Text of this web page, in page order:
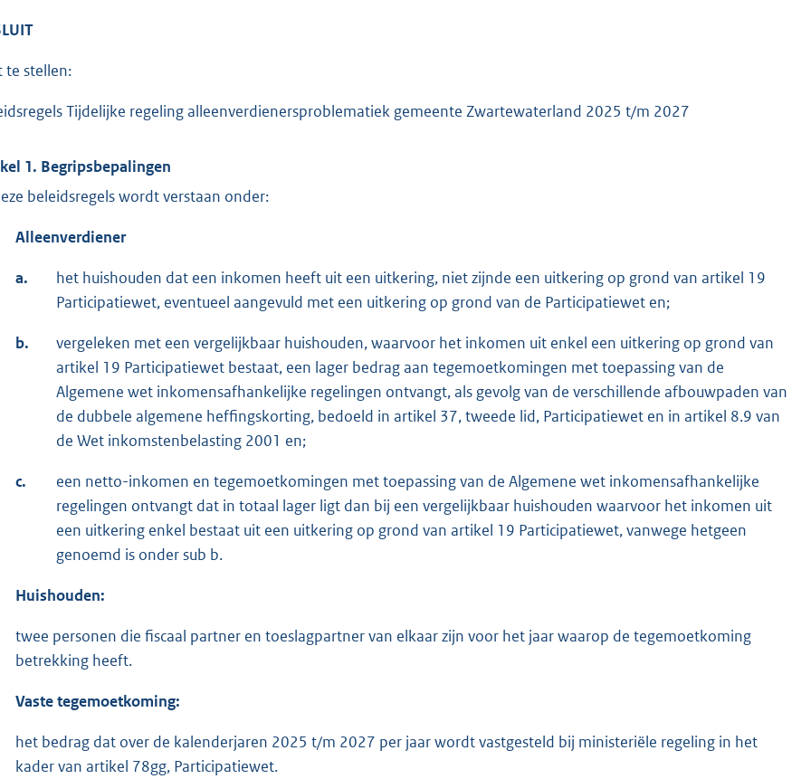
te stellen:
Tijdelijke regeling alleenverdienersproblematiek gemeente Zwartewaterland 2025 t/m 2027
1. Begripsbepalingen
beleidsregels wordt verstaan onder:
Alleenverdiener
a.
het huishouden dat een inkomen heeft uit een uitkering, niet zijnde een uitkering op grond van artikel 19
Participatiewet, eventueel aangevuld met een uitkering op grond van de Participatiewet en;
b.
vergeleken met een vergelijkbaar huishouden, waarvoor het inkomen uit enkel een uitkering op grond van
artikel 19 Participatiewet bestaat, een lager bedrag aan tegemoetkomingen met toepassing van de
Algemene wet inkomensafhankelijke regelingen ontvangt, als gevolg van de verschillende afbouwpaden van
de dubbele algemene heffingskorting, bedoeld in artikel 37, tweede lid, Participatiewet en in artikel 8.9 van
de Wet inkomstenbelasting 2001 en;
c.
een netto-inkomen en tegemoetkomingen met toepassing van de Algemene wet inkomensafhankelijke
regelingen ontvangt dat in totaal lager ligt dan bij een vergelijkbaar huishouden waarvoor het inkomen uit
een uitkering enkel bestaat uit een uitkering op grond van artikel 19 Participatiewet, vanwege hetgeen
genoemd is onder sub b.
Huishouden:
twee personen die fiscaal partner en toeslagpartner van elkaar zijn voor het jaar waarop de tegemoetkoming
betrekking heeft.
Vaste tegemoetkoming:
het bedrag dat over de kalenderjaren 2025 t/m 2027 per jaar wordt vastgesteld bij ministeriële regeling in het
kader van artikel 78gg, Participatiewet.